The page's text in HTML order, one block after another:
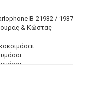
B-21932 / 1937
& Κώστας